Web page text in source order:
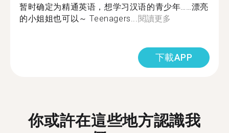
暂时确定为精通英语，想学习汉语的青少年……漂亮
的小姐姐也可以～ Teenagers...閱讀更多
下載APP
你或許在這些地方認識我